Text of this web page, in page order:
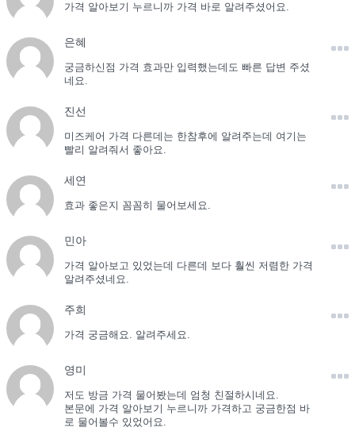
가격 알아보기 누르니까 가격 바로 알려주셨어요.
은혜
궁금하신점 가격 효과만 입력했는데도 빠른 답변 주셨
네요.
진선
미즈케어 가격 다른데는 한참후에 알려주는데 여기는
빨리 알려줘서 좋아요.
세연
효과 좋은지 꼼꼼히 물어보세요.
민아
가격 알아보고 있었는데 다른데 보다 훨씬 저렴한 가격
알려주셨네요.
주희
가격 궁금해요. 알려주세요.
영미
저도 방금 가격 물어봤는데 엄청 친절하시네요.
본문에 가격 알아보기 누르니까 가격하고 궁금한점 바
로 물어볼수 있었어요.